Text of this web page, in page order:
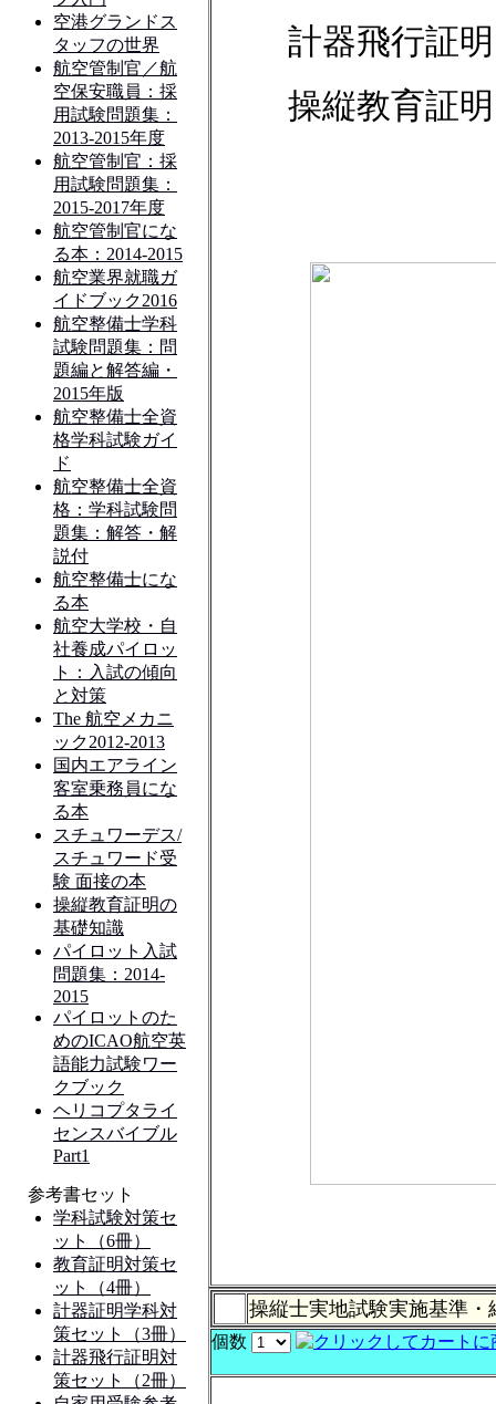
計器飛行証明
操縦教育証明
操縦士実地試験実施基準
個数